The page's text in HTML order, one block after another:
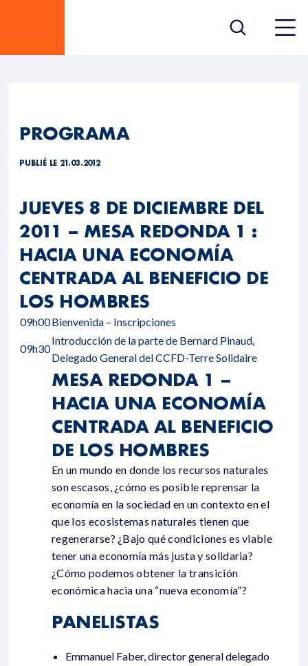
PROGRAMA
PUBLIÉ LE 21.03.2012
JUEVES 8 DE DICIEMBRE DEL
2011 – MESA REDONDA 1 :
HACIA UNA ECONOMÍA
CENTRADA AL BENEFICIO DE
LOS HOMBRES
09h00Bienvenida – Inscripciones
09h30
Introducción de la parte de Bernard Pinaud,
Delegado General del CCFD-Terre Solidaire
MESA REDONDA 1 –
HACIA UNA ECONOMÍA
CENTRADA AL BENEFICIO
DE LOS HOMBRES
En un mundo en donde los recursos naturales
son escasos, ¿cómo es posible reprensar la
economía en la sociedad en un contexto en el
que los ecosistemas naturales tienen que
regenerarse? ¿Bajo qué condiciones es viable
tener una economía más justa y solidaria?
¿Cómo podemos obtener la transición
económica hacia una “nueva economía”?
PANELISTAS
Emmanuel Faber, director general delegado